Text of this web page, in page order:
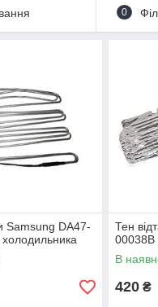
спеціаліста для
0
Samsung DA47-
Тен
00038B
В
420 ₴